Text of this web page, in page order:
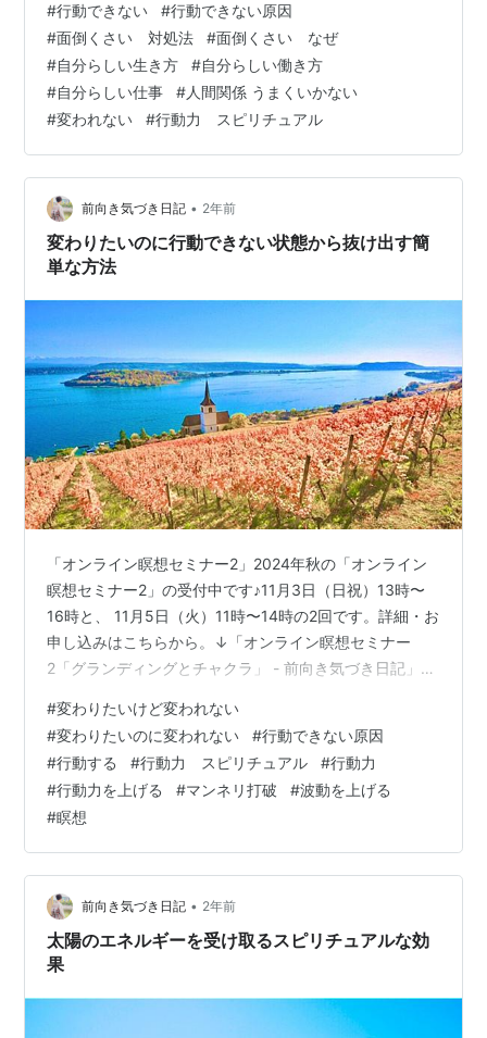
時、 目的と手段のどちらか、または両方が ズレているの
かもしれません。 ぜひ参考にしてみてくださいね(^^) ・
昨日急に思い立って、 今日は沖縄に来ています♪ 昨日の
朝には、まさか翌日沖縄にいるなんて 考えもしていませ
んでしたし、 旅先の候補を考えている時でも 気軽なちょ
こっと旅のイメ…
#行動できない #行動できない原因
#面倒くさい 対処法 #面倒くさい なぜ
#自分らしい生き方 #自分らしい働き方
#自分らしい仕事 #人間関係 うまくいかない
#変われない #行動力 スピリチュアル
前向き気づき日記 • 2年前
変わりたいのに行動できない状態から抜け出す簡
単な方法
「オンライン瞑想セミナー2」2024年秋の「オンライン
瞑想セミナー2」の受付中です♪11月3日（日祝）13時〜
16時と、 11月5日（火）11時〜14時の2回です。詳細・お
申し込みはこちらから。↓「オンライン瞑想セミナー
2「グランディングとチャクラ」 - 前向き気づき日記」皆
ナーは必ず1から順に受講してください。 今日は、 こん
な風に変わりたいな、 これをやめたいな、と思いつつ、
でも行動できない、面倒でやる気が出ない、という時
に、 どうすれば行動できるようになるか？ 具体的にどう
すればいいか？のお話です。 これは真正面から根性や意
志で突破し…
#変わりたいけど変われない
#変わりたいのに変われない #行動できない原因
#行動する #行動力 スピリチュアル #行動力
#行動力を上げる #マンネリ打破 #波動を上げる
#瞑想
前向き気づき日記 • 2年前
太陽のエネルギーを受け取るスピリチュアルな効
果